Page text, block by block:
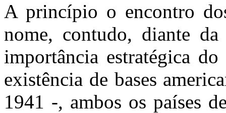
A princípio o encontro
nome, contudo, diante
importância estratégica
existência de bases
1941 -, ambos os países